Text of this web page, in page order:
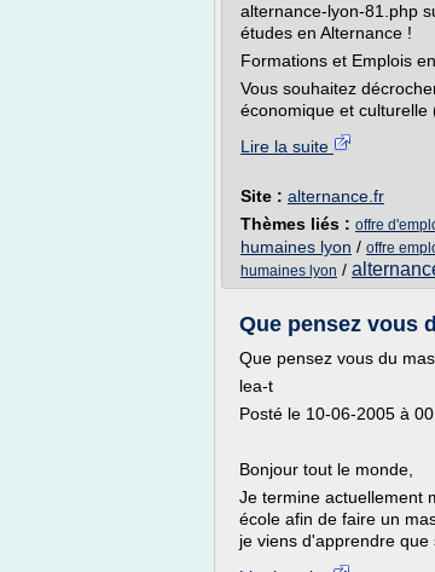
alternance-lyon-81.php
études en Alternance !
Formations et Emplois
Vous souhaitez
économique et culturelle
Lire la suite
Site : alternance.fr
Thèmes liés : offre
humaines lyon / offre
humaines lyon /
Que pensez vous
Que pensez vous du
lea-t
Posté le 10-06-2005 à
Bonjour tout le monde,
Je termine actuellement
école afin de faire un
je viens d'apprendre que